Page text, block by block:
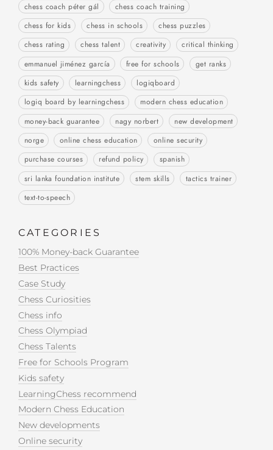
chess coach péter gál
chess coach training
chess for kids
chess in schools
chess puzzles
chess rating
chess talent creativity
critical thinking
emmanuel jiménez garcía
free for schools
get ranks
kids safety
learningchess
logiqboard
logiq board by learningchess
modern chess education
money-back guarantee
nagy norbert
new development
norge
online chess education
online security
purchase courses
refund policy
spanish
sri lanka foundation institute
stem skills
tactics trainer
text-to-speech
CATEGORIES
100% Money-back Guarantee
Best Practices
Case Study
Chess Curiosities
Chess info
Chess Olympiad
Chess Talents
Free for Schools Program
Kids safety
LearningChess recommend
Modern Chess Education
New developments
Online security